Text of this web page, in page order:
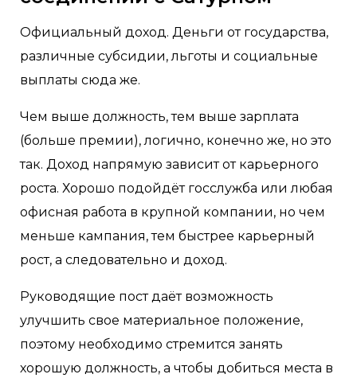
Официальный доход. Деньги от государства,
различные субсидии, льготы и социальные
выплаты сюда же.
Чем выше должность, тем выше зарплата
(больше премии), логично, конечно же, но это
так. Доход напрямую зависит от карьерного
роста. Хорошо подойдёт госслужба или любая
офисная работа в крупной компании, но чем
меньше кампания, тем быстрее карьерный
рост, а следовательно и доход.
Руководящие пост даёт возможность
улучшить свое материальное положение,
поэтому необходимо стремится занять
хорошую должность, а чтобы добиться места в